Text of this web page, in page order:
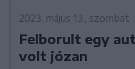
2023. május 13., szombat
Felborult egy
volt józan